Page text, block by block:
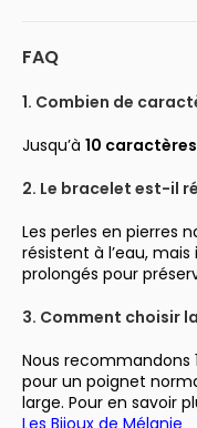
FAQ
1. Combien de
Jusqu’à 10
2. Le bracelet est-il
Les perles en pierres
résistent à l’eau,
prolongés pour
3. Comment choisir
Nous recommandons
pour un poignet
large. Pour en savoir
Les Bijoux de Mélanie